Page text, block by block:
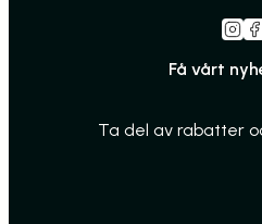
Få vårt
Ta del av rabatter